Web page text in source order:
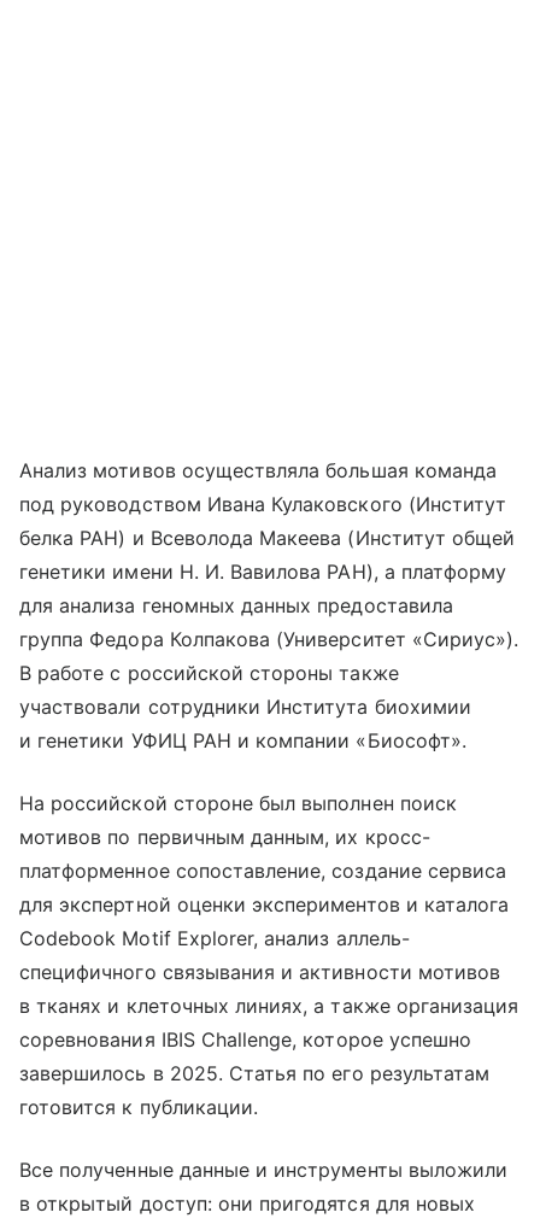
Анализ мотивов осуществляла большая команда
под руководством Ивана Кулаковского (Институт
белка РАН) и Всеволода Макеева (Институт общей
генетики имени Н. И. Вавилова РАН), а платформу
для анализа геномных данных предоставила
группа Федора Колпакова (Университет «Сириус»).
В работе с российской стороны также
участвовали сотрудники Института биохимии
и генетики УФИЦ РАН и компании «Биософт».
На российской стороне был выполнен поиск
мотивов по первичным данным, их кросс-
платформенное сопоставление, создание сервиса
для экспертной оценки экспериментов и каталога
Codebook Motif Explorer, анализ аллель-
специфичного связывания и активности мотивов
в тканях и клеточных линиях, а также организация
соревнования IBIS Challenge, которое успешно
завершилось в 2025. Статья по его результатам
готовится к публикации.
Все полученные данные и инструменты выложили
в открытый доступ: они пригодятся для новых